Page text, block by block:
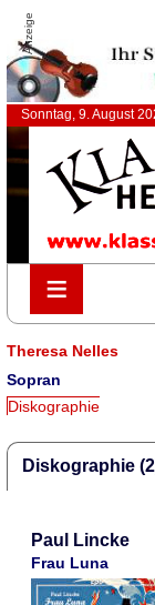
Anzeige
Sonntag, 9. August
≡
≡
Theresa Nelles
Sopran
Diskographie
Diskographie
Paul Lincke
Frau Luna